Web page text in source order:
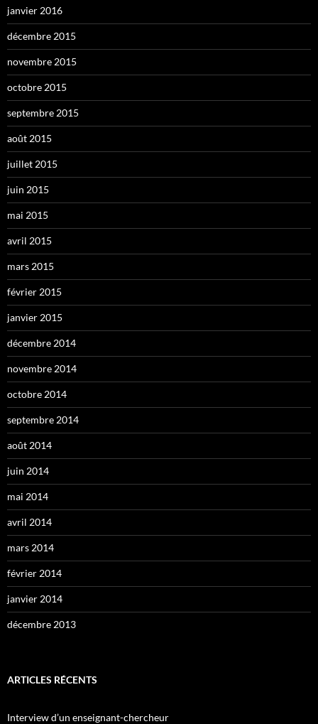
janvier 2016
décembre 2015
novembre 2015
octobre 2015
septembre 2015
août 2015
juillet 2015
juin 2015
mai 2015
avril 2015
mars 2015
février 2015
janvier 2015
décembre 2014
novembre 2014
octobre 2014
septembre 2014
août 2014
juin 2014
mai 2014
avril 2014
mars 2014
février 2014
janvier 2014
décembre 2013
ARTICLES RÉCENTS
Interview d’un enseignant-chercheur